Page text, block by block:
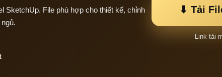
SketchUp. File phù hợp cho thiết kế, chỉnh
⬇ Tải
Link tải